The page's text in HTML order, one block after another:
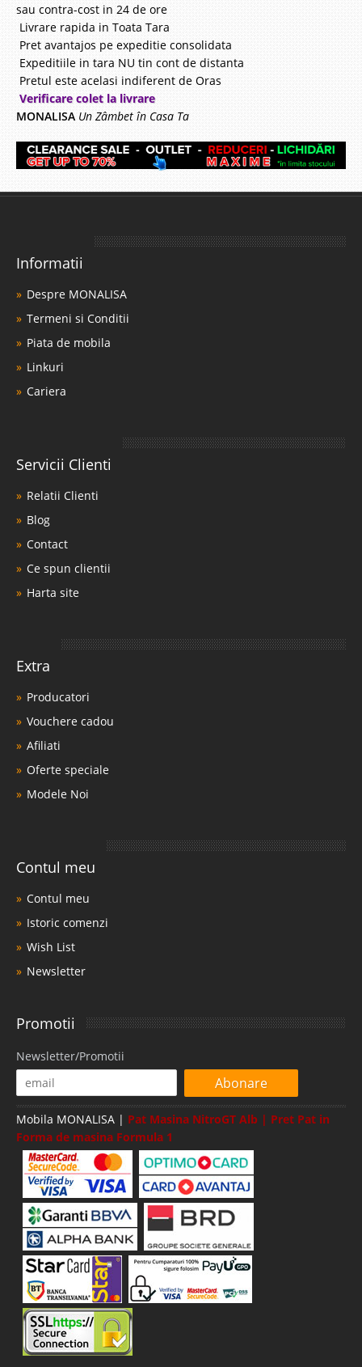
sau contra-cost in 24 de ore
Livrare rapida in Toata Tara
Pret avantajos pe expeditie consolidata
Expeditiile in tara NU tin cont de distanta
Pretul este acelasi indiferent de Oras
Verificare colet la livrare
MONALISA Un Zâmbet în Casa Ta
Informatii
Despre MONALISA
Termeni si Conditii
Piata de mobila
Linkuri
Cariera
Servicii Clienti
Relatii Clienti
Blog
Contact
Ce spun clientii
Harta site
Extra
Producatori
Vouchere cadou
Afiliati
Oferte speciale
Modele Noi
Contul meu
Contul meu
Istoric comenzi
Wish List
Newsletter
Promotii
Newsletter/Promotii
Abonare
Mobila MONALISA | Pat Masina NitroGT Alb | Pret Pat in
Forma de masina Formula 1